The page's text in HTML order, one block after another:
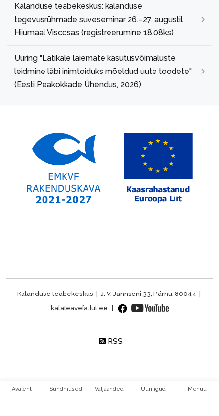
Kalanduse teabekeskus: kalanduse
tegevusrühmade suveseminar 26.–27. augustil
Hiiumaal Viscosas (registreerumine 18.08ks)
Uuring "Latikale laiemate kasutusvõimaluste
leidmine läbi inimtoiduks mõeldud uute toodete"
(Eesti Peakokkade Ühendus, 2026)
Avaleht Sündmused Väljaanded Uuringud Menüü
Kalanduse teabekeskus | J. V. Jannseni 33, Pärnu, 80044 |
kalateave[at]ut.ee |
RSS